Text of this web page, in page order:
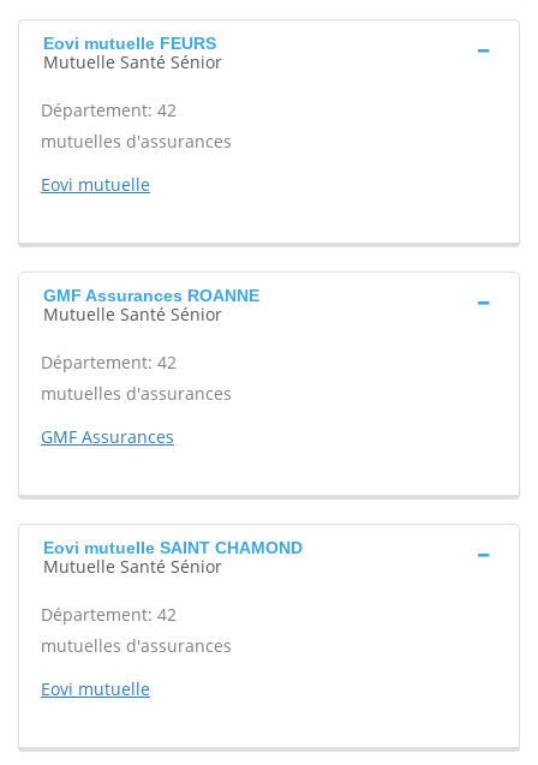
Eovi mutuelle FEURS
Mutuelle Santé Sénior
Département: 42
mutuelles d'assurances
Eovi mutuelle
GMF Assurances ROANNE
Mutuelle Santé Sénior
Département: 42
mutuelles d'assurances
GMF Assurances
Eovi mutuelle SAINT CHAMOND
Mutuelle Santé Sénior
Département: 42
mutuelles d'assurances
Eovi mutuelle